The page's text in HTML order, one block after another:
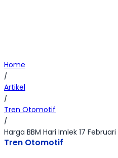
Home
/
Artikel
/
Tren Otomotif
/
Harga BBM Hari Imlek 17
Tren Otomotif